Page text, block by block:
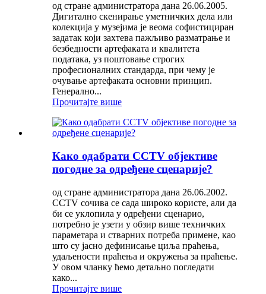
од стране администратора дана 26.06.2005.
Дигитално скенирање уметничких дела или
колекција у музејима је веома софистициран
задатак који захтева пажљиво разматрање и
безбедности артефаката и квалитета
података, уз поштовање строгих
професионалних стандарда, при чему је
очување артефаката основни принцип.
Генерално...
Прочитајте више
Како одабрати CCTV објективе
погодне за одређене сценарије?
од стране администратора дана 26.06.2002.
CCTV сочива се сада широко користе, али да
би се уклопила у одређени сценарио,
потребно је узети у обзир више техничких
параметара и стварних потреба примене, као
што су јасно дефинисање циља праћења,
удаљености праћења и окружења за праћење.
У овом чланку ћемо детаљно погледати
како...
Прочитајте више